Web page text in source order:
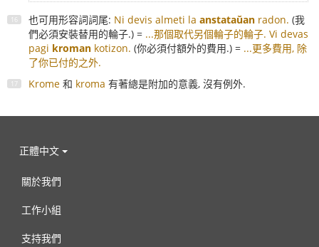
也可用形容詞詞尾: Ni devis almeti la anstataŭan radon. (我
們必須安裝替用的輪子.) = ...那個取代另個輪子的輪子. Vi devas
pagi kroman kotizon. (你必須付額外的費用.) = ...更多費用, 除
了你已付的之外.
Krome 和 kroma 有著總是附加的意義, 沒有例外.
正體中文
關於我們
工作小組
支持我們